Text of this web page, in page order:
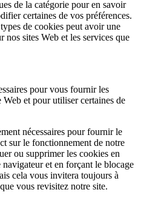
de la catégorie pour en savoir
certaines de vos préférences.
de cookies peut avoir une
nos sites Web et les services que
pour vous fournir les
et pour utiliser certaines de
nécessaires pour fournir le
sur le fonctionnement de notre
ou supprimer les cookies en
et en forçant le blocage
cela vous invitera toujours à
vous revisitez notre site.